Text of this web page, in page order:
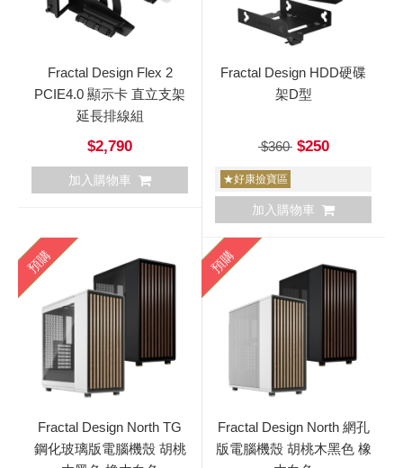
Fractal Design Flex 2
PCIE4.0 顯示卡 直立支架
延長排線組
$2,790
加入購物車
Fractal Design HDD硬碟
架D型
$360$250
★好康撿寶區
加入購物車
預購
Fractal Design North TG
鋼化玻璃版電腦機殼 胡桃
預購
Fractal Design North 網孔
版電腦機殼 胡桃木黑色 橡